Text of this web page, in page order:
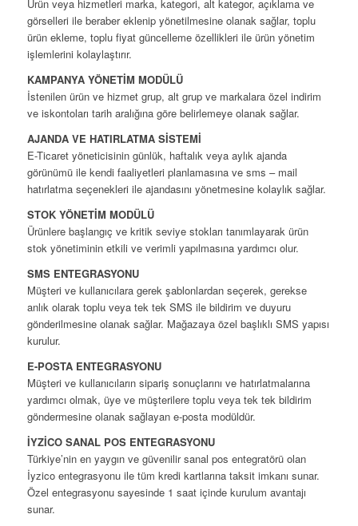
Ürün veya hizmetleri marka, kategori, alt kategor, açıklama ve
görselleri ile beraber eklenip yönetilmesine olanak sağlar, toplu
ürün ekleme, toplu fiyat güncelleme özellikleri ile ürün yönetim
işlemlerini kolaylaştırır.
KAMPANYA YÖNETİM MODÜLÜ
İstenilen ürün ve hizmet grup, alt grup ve markalara özel indirim
ve iskontoları tarih aralığına göre belirlemeye olanak sağlar.
AJANDA VE HATIRLATMA SİSTEMİ
E-Ticaret yöneticisinin günlük, haftalık veya aylık ajanda
görünümü ile kendi faaliyetleri planlamasına ve sms – mail
hatırlatma seçenekleri ile ajandasını yönetmesine kolaylık sağlar.
STOK YÖNETİM MODÜLÜ
Ürünlere başlangıç ve kritik seviye stokları tanımlayarak ürün
stok yönetiminin etkili ve verimli yapılmasına yardımcı olur.
SMS ENTEGRASYONU
Müşteri ve kullanıcılara gerek şablonlardan seçerek, gerekse
anlık olarak toplu veya tek tek SMS ile bildirim ve duyuru
gönderilmesine olanak sağlar. Mağazaya özel başlıklı SMS yapısı
kurulur.
E-POSTA ENTEGRASYONU
Müşteri ve kullanıcıların sipariş sonuçlarını ve hatırlatmalarına
yardımcı olmak, üye ve müşterilere toplu veya tek tek bildirim
göndermesine olanak sağlayan e-posta modüldür.
İYZİCO SANAL POS ENTEGRASYONU
Türkiye’nin en yaygın ve güvenilir sanal pos entegratörü olan
İyzico entegrasyonu ile tüm kredi kartlarına taksit imkanı sunar.
Özel entegrasyonu sayesinde 1 saat içinde kurulum avantajı
sunar.